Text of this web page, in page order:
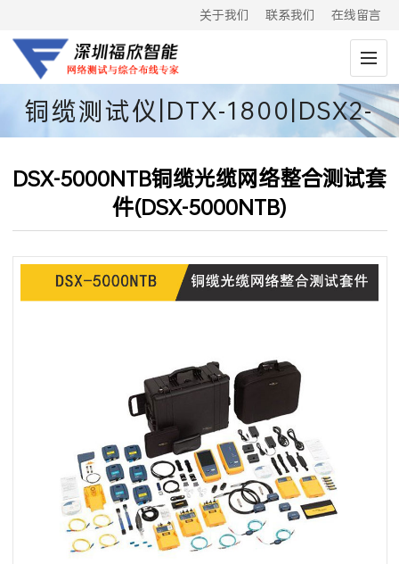
关于我们 联系我们 在线留言
铜缆测试仪|DTX-1800|DSX2-
8000|DSX2-5000
DSX-5000NTB铜缆光缆网络整合测试套
件(DSX-5000NTB)